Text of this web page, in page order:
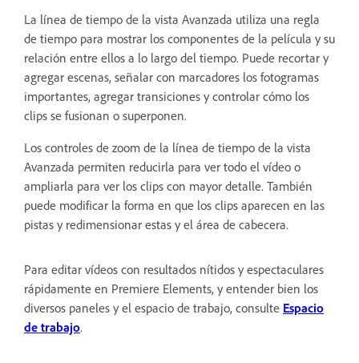
La línea de tiempo de la vista Avanzada utiliza una regla
de tiempo para mostrar los componentes de la película y su
relación entre ellos a lo largo del tiempo. Puede recortar y
agregar escenas, señalar con marcadores los fotogramas
importantes, agregar transiciones y controlar cómo los
clips se fusionan o superponen.
Los controles de zoom de la línea de tiempo de la vista
Avanzada permiten reducirla para ver todo el vídeo o
ampliarla para ver los clips con mayor detalle. También
puede modificar la forma en que los clips aparecen en las
pistas y redimensionar estas y el área de cabecera.
Para editar vídeos con resultados nítidos y espectaculares
rápidamente en Premiere Elements, y entender bien los
diversos paneles y el espacio de trabajo, consulte Espacio
de trabajo.